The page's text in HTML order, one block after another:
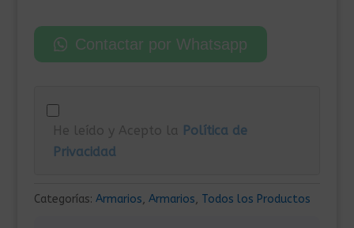
con
cm
Antracita
cantidad
Contactar por Whatsapp
He leído y Acepto la Política de
Privacidad
Categorías: Armarios, Armarios, Todos los Productos